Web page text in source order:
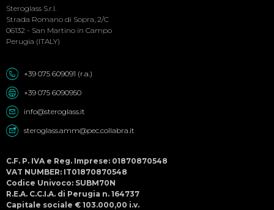
Menu
Steroglass S.r.l.
Strada Romano di Sopra, 2/C
06132 - San Martino in Campo
Perugia (ITALY)
+39 075 609091 (r.a.)
+39 075 6090950
info@steroglass.it
steroglass.amm@pec.collabra.it
C.F. P. IVA e Reg. Imprese: 01870870548
VAT NUMBER: IT01870870548
Codice Univoco: SUBM70N
R.E.A. C.C.I.A. di Perugia n. 164737
Capitale sociale € 103.000,00 i.v.